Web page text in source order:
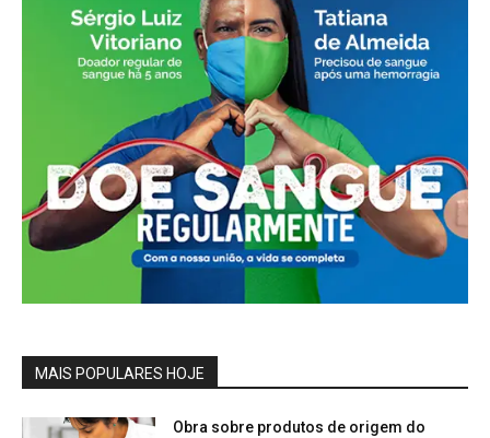
MAIS POPULARES HOJE
Obra sobre produtos de origem do